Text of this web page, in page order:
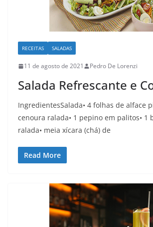
RECEITAS SALADAS
11 de agosto de 2021 Pedro De Lorenzi
Salada Refrescante e
IngredientesSalada• 4 folhas de alface
cenoura ralada• 1 pepino em palitos• 1
ralada• meia xícara (chá) de
Read More